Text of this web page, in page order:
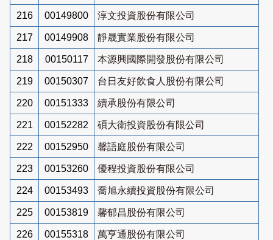
216 00149800 淳文投資股份有限公司
217 00149908 靜晟實業股份有限公司
218 00150117 本源興國際開發股份有限公司
219 00150307 台日友好飲食人股份有限公司
220 00151333 續承股份有限公司
221 00152282 碩大衛投資股份有限公司
222 00152950 馨語庭股份有限公司
223 00153260 優程投資股份有限公司
224 00153493 喬旭永續投資股份有限公司
225 00153819 馨郁昌股份有限公司
226 00155318 萬亨通股份有限公司